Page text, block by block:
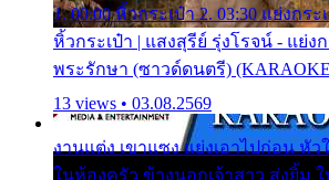
1. 00:00 หิ้วกระเป๋า 2. 03:30 แย่งกระ
หิ้วกระเป๋า | แสงสุรีย์ รุ่งโรจน์ - แย่ง
พระรักษา (ซาวด์ดนตรี)
13 views • 03.08.2569
งานแต่ง เขาแซง แย่งเอาไปก่อน หั
ในห้องครัว ข้างนอกเจ้าสาว ส่งยิ้ม ใ